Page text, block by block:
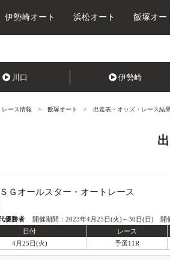
伊勢崎オート 浜松オート 飯塚オー
川口 伊勢崎
レース情報 飯塚オート 出走表・オッズ・レース結
Ｇオールスター・オートレース
優勝者
開催期間：2023年4月25日(火)～30日(日) 開
日付
レース
4月25日(火)
予選11R